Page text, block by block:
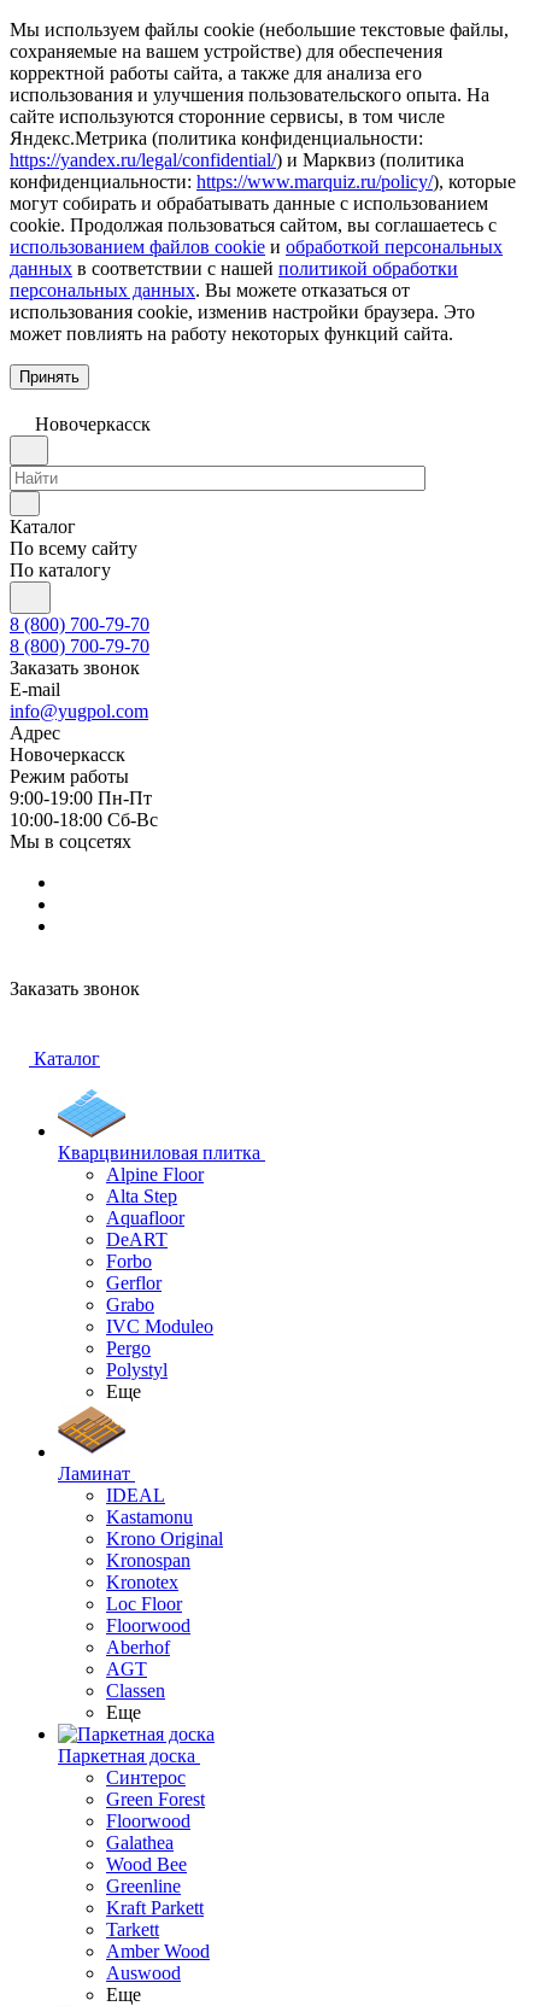
Мы используем файлы cookie (небольшие текстовые файлы,
сохраняемые на вашем устройстве) для обеспечения
корректной работы сайта, а также для анализа его
использования и улучшения пользовательского опыта. На
сайте используются сторонние сервисы, в том числе
Яндекс.Метрика (политика конфиденциальности:
https://yandex.ru/legal/confidential/) и Марквиз (политика
конфиденциальности: https://www.marquiz.ru/policy/), которые
могут собирать и обрабатывать данные с использованием
cookie. Продолжая пользоваться сайтом, вы соглашаетесь с
использованием файлов cookie и обработкой персональных
данных в соответствии с нашей политикой обработки
персональных данных. Вы можете отказаться от
использования cookie, изменив настройки браузера. Это
может повлиять на работу некоторых функций сайта.
Принять
Новочеркаcск
Каталог
По всему сайту
По каталогу
8 (800) 700-79-70
8 (800) 700-79-70
Заказать звонок
E-mail
info@yugpol.com
Адрес
Новочеркаcск
Режим работы
9:00-19:00 Пн-Пт
10:00-18:00 Cб-Вс
Мы в соцсетях
Заказать звонок
Каталог
Кварцвиниловая плитка
Alpine Floor
Alta Step
Aquafloor
DeART
Forbo
Gerflor
Grabo
IVC Moduleo
Pergo
Polystyl
Еще
Ламинат
IDEAL
Kastamonu
Krono Original
Kronospan
Kronotex
Loc Floor
Floorwood
Aberhof
AGT
Classen
Еще
Паркетная доска
Синтерос
Green Forest
Floorwood
Galathea
Wood Bee
Greenline
Kraft Parkett
Tarkett
Amber Wood
Auswood
Еще